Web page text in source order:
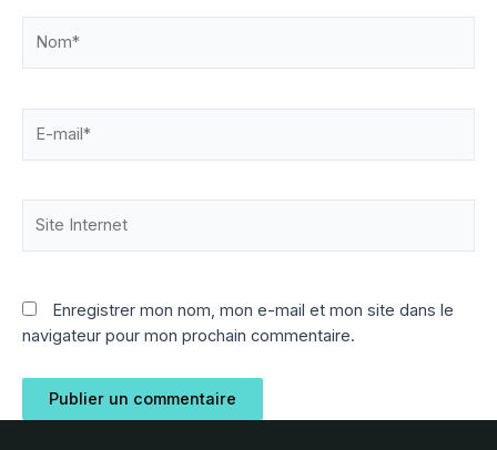
mail*
Internet
Enregistrer mon nom, mon e-mail et mon site dans le
navigateur pour mon prochain commentaire.